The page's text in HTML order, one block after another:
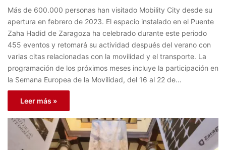
Más de 600.000 personas han visitado Mobility City desde su
apertura en febrero de 2023. El espacio instalado en el Puente
Zaha Hadid de Zaragoza ha celebrado durante este periodo
455 eventos y retomará su actividad después del verano con
varias citas relacionadas con la movilidad y el transporte. La
programación de los próximos meses incluye la participación en
la Semana Europea de la Movilidad, del 16 al 22 de…
Leer más »